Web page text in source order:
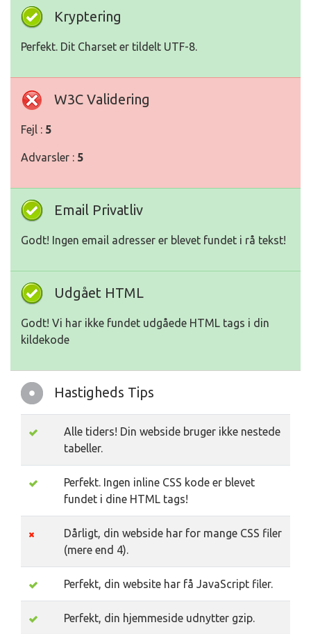
Kryptering
Perfekt. Dit Charset er tildelt UTF-8.
W3C Validering
Fejl : 5
Advarsler : 5
Email Privatliv
Godt! Ingen email adresser er blevet fundet i rå tekst!
Udgået HTML
Godt! Vi har ikke fundet udgåede HTML tags i din
kildekode
Hastigheds Tips
Alle tiders! Din webside bruger ikke nestede
tabeller.
Perfekt. Ingen inline CSS kode er blevet
fundet i dine HTML tags!
Dårligt, din webside har for mange CSS filer
(mere end 4).
Perfekt, din website har få JavaScript filer.
Perfekt, din hjemmeside udnytter gzip.